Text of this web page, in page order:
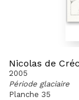
Nicolas de
2005
Période glaciaire
Planche 35